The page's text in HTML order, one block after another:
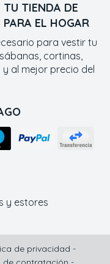
TU TIENDA DE
EL HOGAR
para vestir tu
cortinas,
al mejor precio del
y estores
de privacidad -